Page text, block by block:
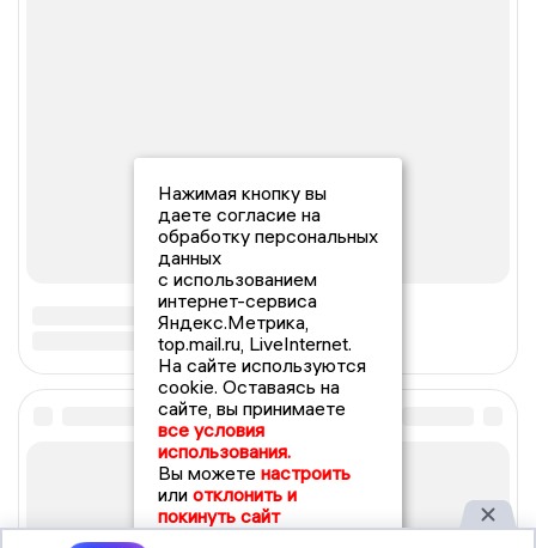
Нажимая кнопку вы
даете согласие на
обработку персональных
данных
с использованием
интернет-сервиса
Яндекс.Метрика,
top.mail.ru, LiveInternet.
На сайте используются
cookie. Оставаясь на
сайте, вы принимаете
все условия
использования.
Вы можете настроить
или отклонить и
покинуть сайт